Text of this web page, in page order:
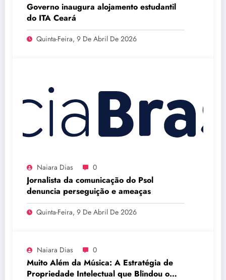
Governo inaugura alojamento estudantil
do ITA Ceará
Quinta-Feira, 9 De Abril De 2026
Naiara Dias 0
Jornalista da comunicação do Psol
denuncia perseguição e ameaças
Quinta-Feira, 9 De Abril De 2026
Naiara Dias 0
Muito Além da Música: A Estratégia de
Propriedade Intelectual que Blindou o